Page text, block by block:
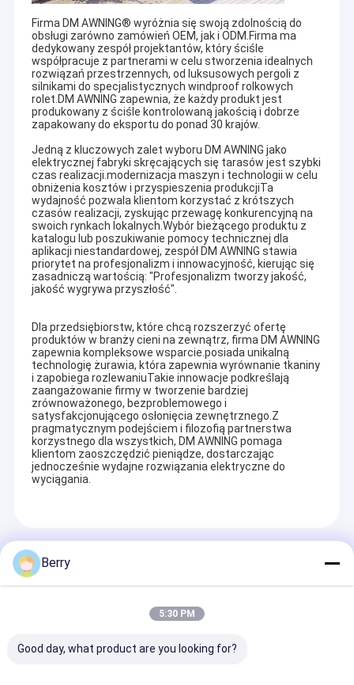
Firma DM AWNING® wyróżnia się swoją zdolnością do
obsługi zarówno zamówień OEM, jak i ODM.Firma ma
dedykowany zespół projektantów, który ściśle
współpracuje z partnerami w celu stworzenia idealnych
rozwiązań przestrzennych, od luksusowych pergoli z
silnikami do specjalistycznych windproof rolkowych
rolet.DM AWNING zapewnia, że każdy produkt jest
produkowany z ściśle kontrolowaną jakością i dobrze
zapakowany do eksportu do ponad 30 krajów.
Jedną z kluczowych zalet wyboru DM AWNING jako
elektrycznej fabryki skręcających się tarasów jest szybki
czas realizacji.modernizacja maszyn i technologii w celu
obniżenia kosztów i przyspieszenia produkcjiTa
wydajność pozwala klientom korzystać z krótszych
czasów realizacji, zyskując przewagę konkurencyjną na
swoich rynkach lokalnych.Wybór bieżącego produktu z
katalogu lub poszukiwanie pomocy technicznej dla
aplikacji niestandardowej, zespół DM AWNING stawia
priorytet na profesjonalizm i innowacyjność, kierując się
zasadniczą wartością: "Profesjonalizm tworzy jakość,
jakość wygrywa przyszłość".
Dla przedsiębiorstw, które chcą rozszerzyć ofertę
produktów w branży cieni na zewnątrz, firma DM AWNING
zapewnia kompleksowe wsparcie.posiada unikalną
technologię żurawia, która zapewnia wyrównanie tkaniny
i zapobiega rozlewaniuTakie innowacje podkreślają
zaangażowanie firmy w tworzenie bardziej
zrównoważonego, bezproblemowego i
satysfakcjonującego osłonięcia zewnętrznego.Z
pragmatycznym podejściem i filozofią partnerstwa
korzystnego dla wszystkich, DM AWNING pomaga
klientom zaoszczędzić pieniądze, dostarczając
jednocześnie wydajne rozwiązania elektryczne do
wyciągania.
Recommended Products
DM AWNING SULOTION CO., LTD profesjonalne markizy
Berry
5:30 PM
Good day, what product are you looking for?